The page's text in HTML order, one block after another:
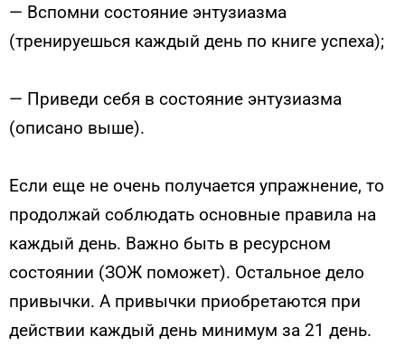
— Вспомни состояние энтузиазма
(тренируешься каждый день по книге успеха);
— Приведи себя в состояние энтузиазма
(описано выше).
Если еще не очень получается упражнение, то
продолжай соблюдать основные правила на
каждый день. Важно быть в ресурсном
состоянии (ЗОЖ поможет). Остальное дело
привычки. А привычки приобретаются при
действии каждый день минимум за 21 день.